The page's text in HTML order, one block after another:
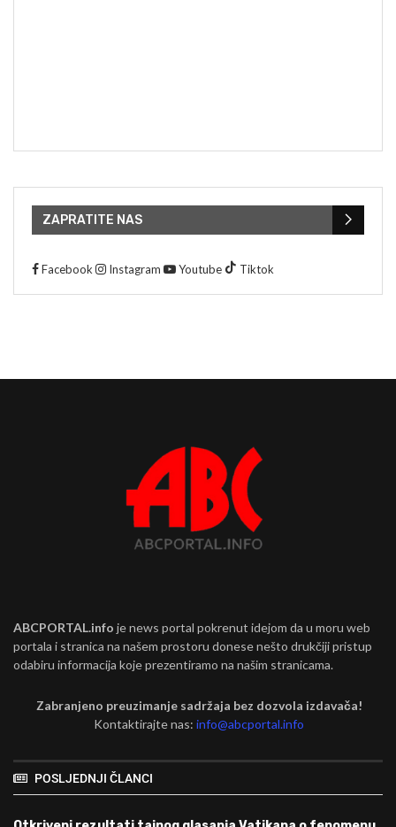
ZAPRATITE NAS
Facebook Instagram Youtube Tiktok
ABCPORTAL.info je news portal pokrenut idejom da u moru web
portala i stranica na našem prostoru donese nešto drukčiji pristup
odabiru informacija koje prezentiramo na našim stranicama.
Zabranjeno preuzimanje sadržaja bez dozvola izdavača!
Kontaktirajte nas:info@abcportal.info
POSLJEDNJI ČLANCI